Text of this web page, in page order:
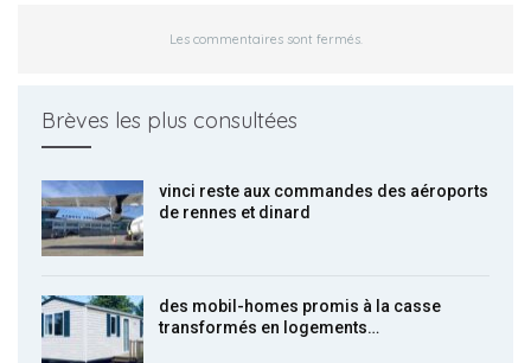
Les commentaires sont fermés.
Brèves les plus consultées
vinci reste aux commandes des aéroports
de rennes et dinard
des mobil-homes promis à la casse
transformés en logements…